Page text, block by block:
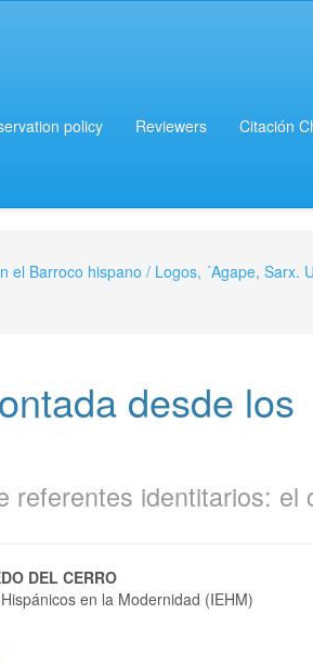
policy Reviewers Citación
Barroco hispano / Logos, ´Agape, Sarx.
desde los
referentes identitarios: el
DEL CERRO
en la Modernidad (IEHM)